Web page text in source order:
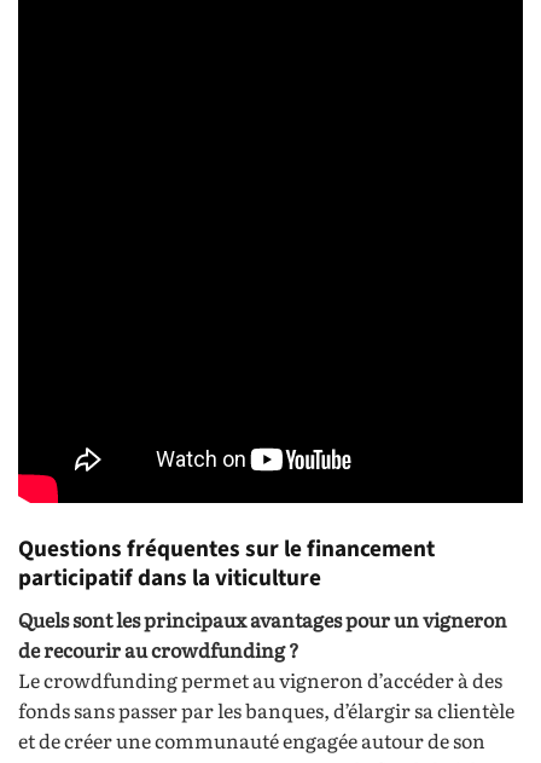
Questions fréquentes sur le financement
participatif dans la viticulture
Quels sont les principaux avantages pour un vigneron
de recourir au crowdfunding ?
Le crowdfunding permet au vigneron d’accéder à des
fonds sans passer par les banques, d’élargir sa clientèle
et de créer une communauté engagée autour de son